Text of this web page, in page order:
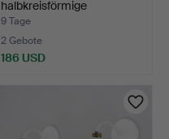
halbkreisförmige
Außenwan…
9 Tage
2 Gebote
186 USD